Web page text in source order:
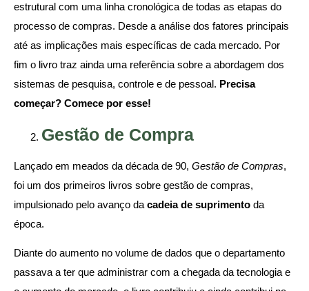
estrutural com uma linha cronológica de todas as etapas do
processo de compras. Desde a análise dos fatores principais
até as implicações mais específicas de cada mercado. Por
fim o livro traz ainda uma referência sobre a abordagem dos
sistemas de pesquisa, controle e de pessoal. Precisa
começar? Comece por esse!
Gestão de Compra
Lançado em meados da década de 90, Gestão de Compras,
foi um dos primeiros livros sobre gestão de compras,
impulsionado pelo avanço da cadeia de suprimento da
época.
Diante do aumento no volume de dados que o departamento
passava a ter que administrar com a chegada da tecnologia e